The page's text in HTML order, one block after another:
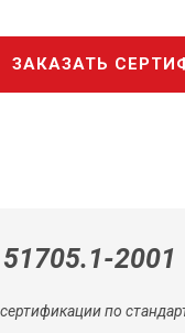
ЗАКАЗАТЬ
2001
по